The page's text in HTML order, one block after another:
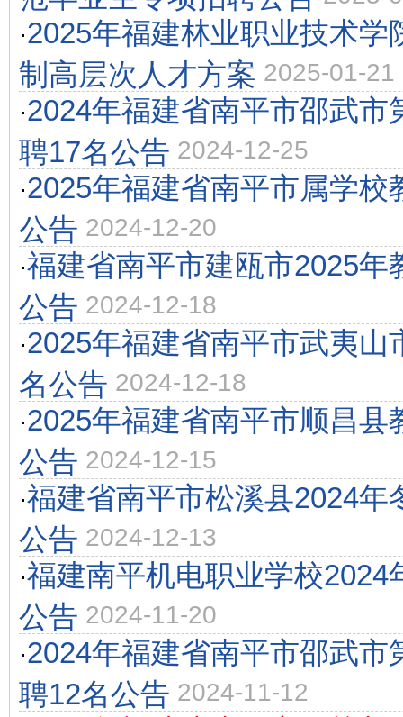
·2025年福建林业职业技术学
制高层次人才方案 2025-01-21
·2024年福建省南平市邵武市
聘17名公告 2024-12-25
·2025年福建省南平市属学校
公告 2024-12-20
·福建省南平市建瓯市2025年
公告 2024-12-18
·2025年福建省南平市武夷山
名公告 2024-12-18
·2025年福建省南平市顺昌县
公告 2024-12-15
·福建省南平市松溪县2024年
公告 2024-12-13
·福建南平机电职业学校2024
公告 2024-11-20
·2024年福建省南平市邵武市
聘12名公告 2024-11-12